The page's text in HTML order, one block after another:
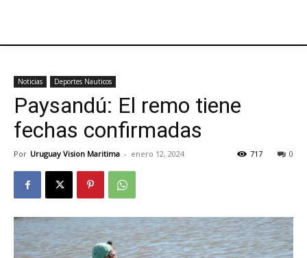
Noticias Deportes Nauticos
Paysandú: El remo tiene
fechas confirmadas
Por Uruguay Vision Maritima - enero 12, 2024 0
717